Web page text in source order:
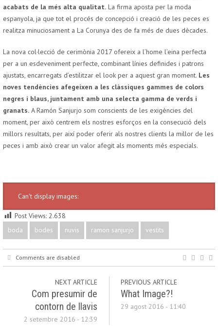
acabats de la més alta qualitat. La firma aposta per la moda
espanyola, ja que tot el procés de concepció i creació de les peces es
realitza minuciosament a La Corunya des de fa més de dues dècades.
La nova col·lecció de cerimònia 2017 ofereix a l’home l’eina perfecta
per a un esdeveniment perfecte, combinant línies definides i patrons
ajustats, encarregats d’estilitzar el look per a aquest gran moment. Les
noves tendències afegeixen a les clàssiques gammes de colors
negres i blaus, juntament amb una selecta gamma de verds i
granats. A Ramón Sanjurjo som conscients de les exigències del
moment, per això centrem els nostres esforços en la consecució dels
millors resultats, per així poder oferir als nostres clients la millor de les
peces i amb això crear un valor afegit als moments més especials.
Can't display images:
Post Views: 2.638
boda
bodes nuvis ramon sanjurjo vestits
Comments are disabled
NEXT ARTICLE
Com presumir de
contorn de llavis
2 setembre 2016 - 12:39
PREVIOUS ARTICLE
What Image?!
29 agost 2016 - 11:40